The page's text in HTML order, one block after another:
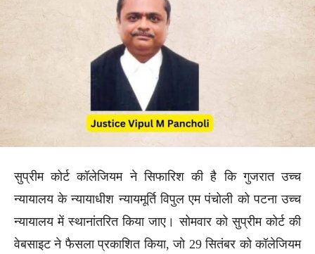
सुप्रीम कोर्ट कॉलेजियम ने सिफारिश की है कि गुजरात उच्च
न्यायालय के न्यायाधीश न्यायमूर्ति विपुल एम पंचोली को पटना उच्च
न्यायालय में स्थानांतरित किया जाए। सोमवार को सुप्रीम कोर्ट की
वेबसाइट ने फैसला प्रकाशित किया, जो 29 सितंबर को कॉलेजियम